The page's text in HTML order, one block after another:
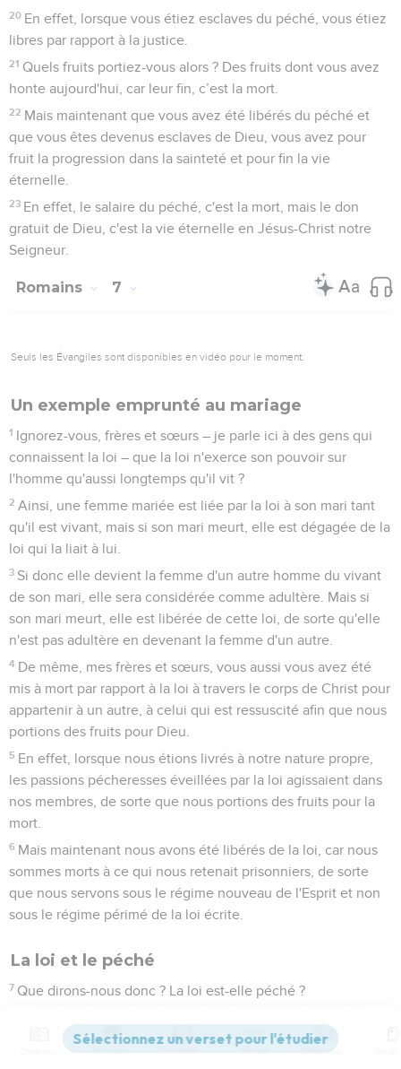
20 En effet, lorsque vous étiez esclaves du péché, vous étiez
libres par rapport à la justice.
21 Quels fruits portiez-vous alors ? Des fruits dont vous avez
honte aujourd'hui, car leur fin, c’est la mort.
22 Mais maintenant que vous avez été libérés du péché et
que vous êtes devenus esclaves de Dieu, vous avez pour
fruit la progression dans la sainteté et pour fin la vie
éternelle.
23 En effet, le salaire du péché, c'est la mort, mais le don
gratuit de Dieu, c'est la vie éternelle en Jésus-Christ notre
Seigneur.
Romains 7
Seuls les Évangiles sont disponibles en vidéo pour le moment.
Un exemple emprunté au mariage
1 Ignorez-vous, frères et sœurs – je parle ici à des gens qui
connaissent la loi – que la loi n'exerce son pouvoir sur
l'homme qu'aussi longtemps qu'il vit ?
2 Ainsi, une femme mariée est liée par la loi à son mari tant
qu'il est vivant, mais si son mari meurt, elle est dégagée de la
loi qui la liait à lui.
3 Si donc elle devient la femme d'un autre homme du vivant
de son mari, elle sera considérée comme adultère. Mais si
son mari meurt, elle est libérée de cette loi, de sorte qu'elle
n'est pas adultère en devenant la femme d'un autre.
4 De même, mes frères et sœurs, vous aussi vous avez été
mis à mort par rapport à la loi à travers le corps de Christ pour
appartenir à un autre, à celui qui est ressuscité afin que nous
portions des fruits pour Dieu.
5 En effet, lorsque nous étions livrés à notre nature propre,
les passions pécheresses éveillées par la loi agissaient dans
nos membres, de sorte que nous portions des fruits pour la
mort.
6 Mais maintenant nous avons été libérés de la loi, car nous
sommes morts à ce qui nous retenait prisonniers, de sorte
que nous servons sous le régime nouveau de l'Esprit et non
sous le régime périmé de la loi écrite.
La loi et le péché
7 Que dirons-nous donc ? La loi est-elle péché ?
Certainement pas ! Mais je n'ai connu le péché que par
l’intermédiaire de la loi. En effet, je n'aurais pas su ce qu'est
la convoitise si la loi n'avait pas dit : Tu ne convoiteras pas.
Versions Commentaires Strong